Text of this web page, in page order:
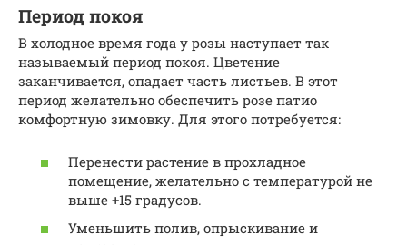
Период покоя
В холодное время года у розы наступает так
называемый период покоя. Цветение
заканчивается, опадает часть листьев. В этот
период желательно обеспечить розе патио
комфортную зимовку. Для этого потребуется:
Перенести растение в прохладное
помещение, желательно с температурой не
выше +15 градусов.
Уменьшить полив, опрыскивание и